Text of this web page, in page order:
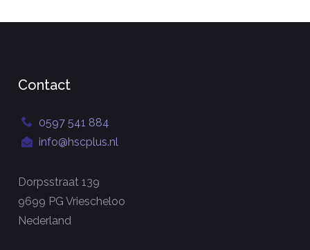
Contact
0597 541 884
info@hscplus.nl
Dorpsstraat 139
9699 PG Vriescheloo
Nederland